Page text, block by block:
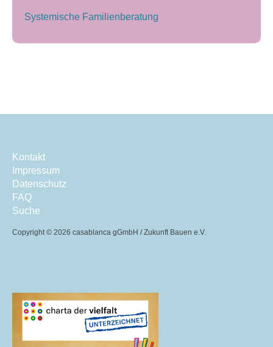
Systemische Familienberatung
Kontakt
Impressum
Datenschutz
FAQ
Suche
Copyright © 2026 casablanca gGmbH / Zukunft Bauen e.V.